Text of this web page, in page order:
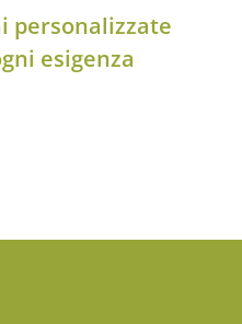
personalizzate
esigenza